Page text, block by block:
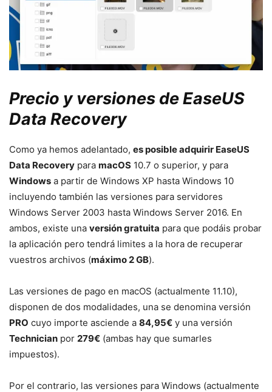
Precio y versiones de EaseUS
Data Recovery
Como ya hemos adelantado, es posible adquirir EaseUS
Data Recovery para macOS 10.7 o superior, y para
Windows a partir de Windows XP hasta Windows 10
incluyendo también las versiones para servidores
Windows Server 2003 hasta Windows Server 2016. En
ambos, existe una versión gratuita para que podáis probar
la aplicación pero tendrá limites a la hora de recuperar
vuestros archivos (máximo 2 GB).
Las versiones de pago en macOS (actualmente 11.10),
disponen de dos modalidades, una se denomina versión
PRO cuyo importe asciende a 84,95€ y una versión
Technician por 279€ (ambas hay que sumarles
impuestos).
Por el contrario, las versiones para Windows (actualmente